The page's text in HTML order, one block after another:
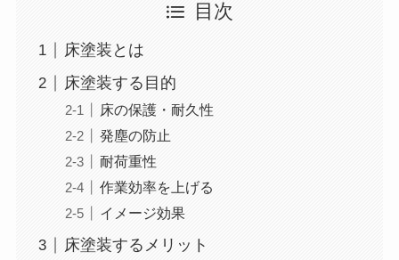
目次
床塗装とは
床塗装する目的
床の保護・耐久性
発塵の防止
耐荷重性
作業効率を上げる
イメージ効果
床塗装するメリット